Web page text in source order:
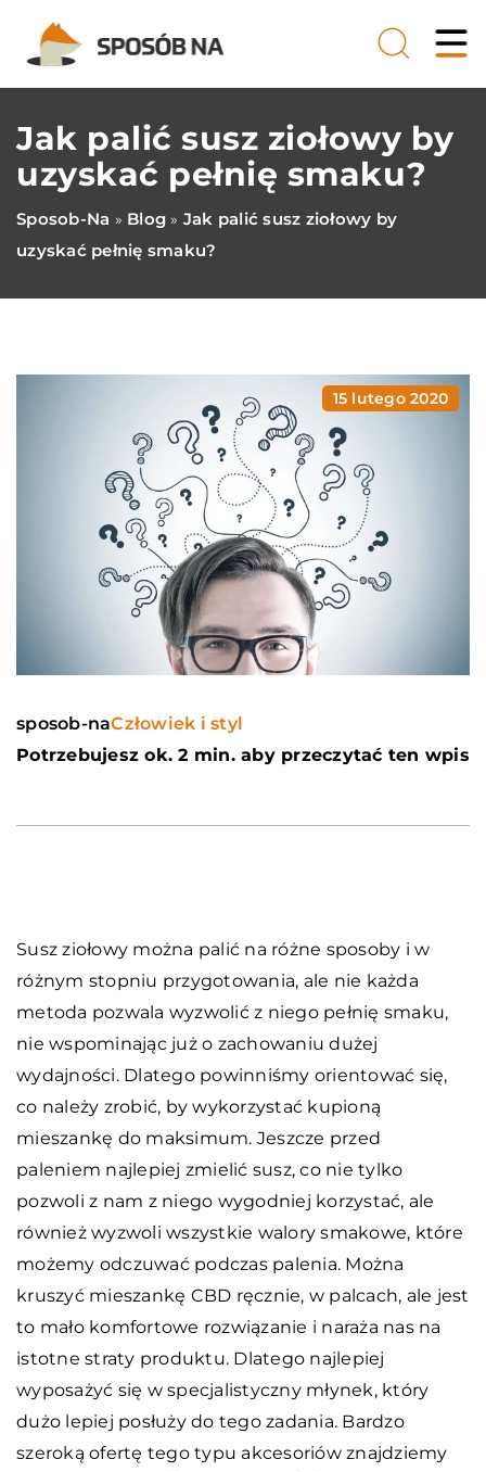
Jak palić susz ziołowy by
uzyskać pełnię smaku?
Sposob-Na » Blog » Jak palić susz ziołowy by
uzyskać pełnię smaku?
15 lutego 2020
sposob-naCzłowiek i styl
Potrzebujesz ok. 2 min. aby przeczytać ten wpis
Susz ziołowy można palić na różne sposoby i w
różnym stopniu przygotowania, ale nie każda
metoda pozwala wyzwolić z niego pełnię smaku,
nie wspominając już o zachowaniu dużej
wydajności. Dlatego powinniśmy orientować się,
co należy zrobić, by wykorzystać kupioną
mieszankę do maksimum. Jeszcze przed
paleniem najlepiej zmielić susz, co nie tylko
pozwoli z nam z niego wygodniej korzystać, ale
również wyzwoli wszystkie walory smakowe, które
możemy odczuwać podczas palenia. Można
kruszyć mieszankę CBD ręcznie, w palcach, ale jest
to mało komfortowe rozwiązanie i naraża nas na
istotne straty produktu. Dlatego najlepiej
wyposażyć się w specjalistyczny młynek, który
dużo lepiej posłuży do tego zadania. Bardzo
szeroką ofertę tego typu akcesoriów znajdziemy